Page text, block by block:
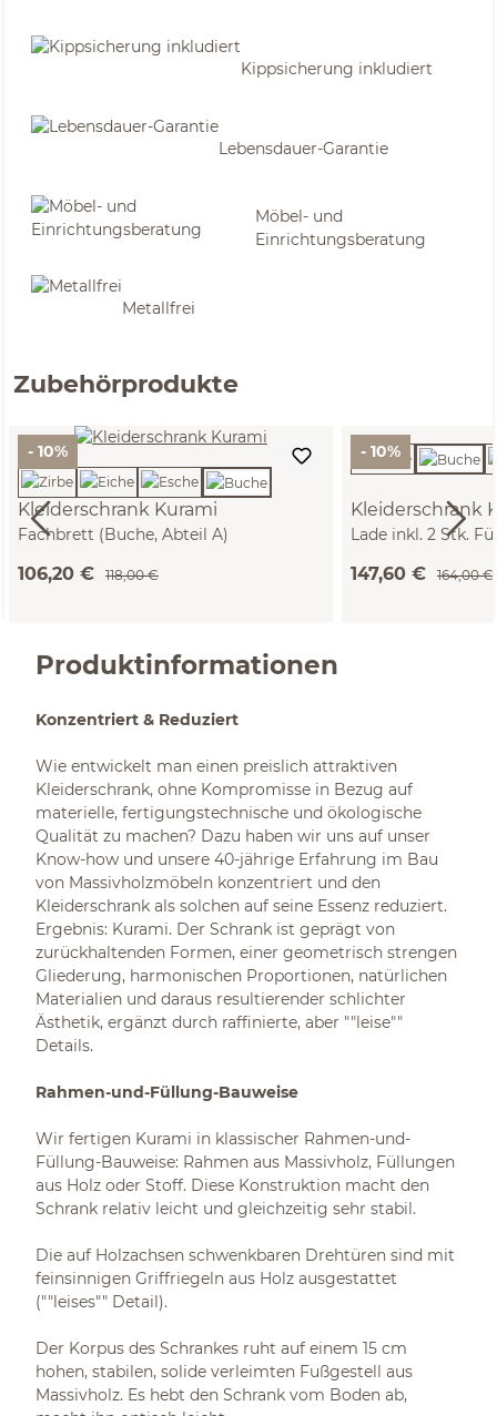
Kippsicherung inkludiert
Lebensdauer-Garantie
Möbel- und
Einrichtungsberatung
Metallfrei
Zubehörprodukte
- 10%
Kleiderschrank Kurami
Fachbrett (Buche, Abteil A)
106,20 € 118,00 €
- 10%
Kleiderschrank
Lade inkl. 2 Stk.
147,60 € 164,00 €
Produktinformationen
Konzentriert & Reduziert
Wie entwickelt man einen preislich attraktiven
Kleiderschrank, ohne Kompromisse in Bezug auf
materielle, fertigungstechnische und ökologische
Qualität zu machen? Dazu haben wir uns auf unser
Know-how und unsere 40-jährige Erfahrung im Bau
von Massivholzmöbeln konzentriert und den
Kleiderschrank als solchen auf seine Essenz reduziert.
Ergebnis: Kurami. Der Schrank ist geprägt von
zurückhaltenden Formen, einer geometrisch strengen
Gliederung, harmonischen Proportionen, natürlichen
Materialien und daraus resultierender schlichter
Ästhetik, ergänzt durch raffinierte, aber ""leise""
Details.
Rahmen-und-Füllung-Bauweise
Wir fertigen Kurami in klassischer Rahmen-und-
Füllung-Bauweise: Rahmen aus Massivholz, Füllungen
aus Holz oder Stoff. Diese Konstruktion macht den
Schrank relativ leicht und gleichzeitig sehr stabil.
Die auf Holzachsen schwenkbaren Drehtüren sind mit
feinsinnigen Griffriegeln aus Holz ausgestattet
(""leises"" Detail).
Der Korpus des Schrankes ruht auf einem 15 cm
hohen, stabilen, solide verleimten Fußgestell aus
Massivholz. Es hebt den Schrank vom Boden ab,